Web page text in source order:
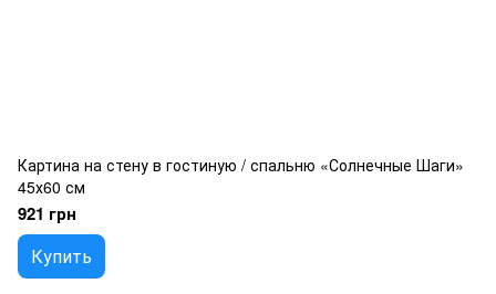
Картина на стену в гостиную / спальню «Солнечные Шаги»
45х60 см
921 грн
Купить